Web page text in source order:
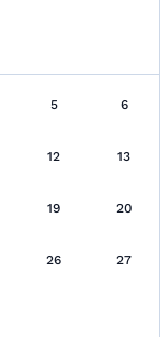
pe hartă
5 6
12 13
19 20
26 27